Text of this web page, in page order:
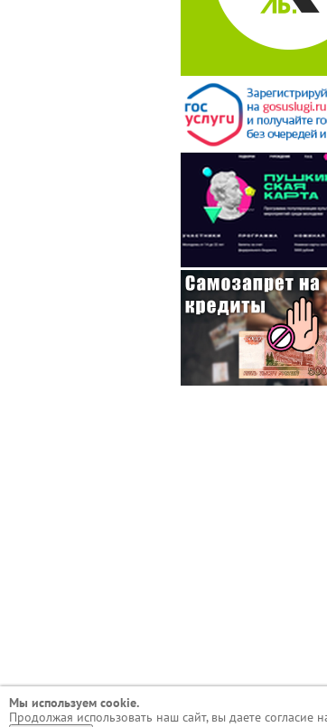
Мы используем сookie.
Продолжая использовать наш сайт, вы даете